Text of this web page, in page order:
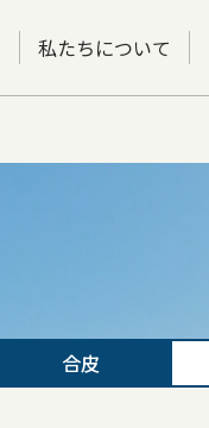
私たちについて
合皮